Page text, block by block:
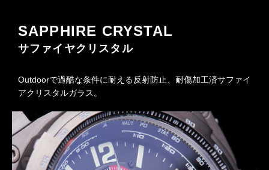
SAPPHIRE CRYSTAL
サファイヤクリスタル
Outdoorで過酷な条件に耐える反射防止、耐傷加工済サファイ
アクリスタルガラス。